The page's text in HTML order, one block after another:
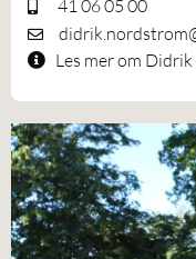
41 06 05 00
Les mer om